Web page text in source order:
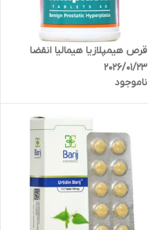
قرص هیمپلازیا هیمالیا انقضا
2026/01/23
ناموجود